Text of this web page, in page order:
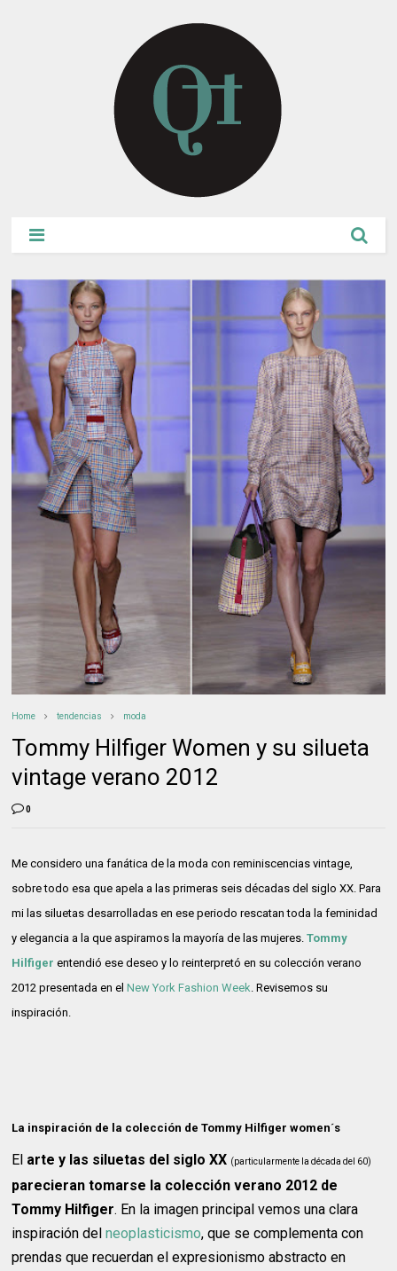
Home tendencias moda
Tommy Hilfiger Women y su silueta
vintage verano 2012
0
Me considero una fanática de la moda con reminiscencias vintage,
sobre todo esa que apela a las primeras seis décadas del siglo XX. Para
mi las siluetas desarrolladas en ese periodo rescatan toda la feminidad
y elegancia a la que aspiramos la mayoría de las mujeres.Tommy
Hilfiger entendió ese deseo y lo reinterpretó en su colección verano
2012 presentada en elNew York Fashion Week . Revisemos su
inspiración.
La inspiración de la colección de Tommy Hilfiger women´s
El arte y las siluetas del siglo XX (particularmente la década del 60)
parecieran tomarse la colección verano 2012 de
Tommy Hilfiger. En la imagen principal vemos una clara
inspiración delneoplasticismo, que se complementa con
prendas que recuerdan el expresionismo abstracto en